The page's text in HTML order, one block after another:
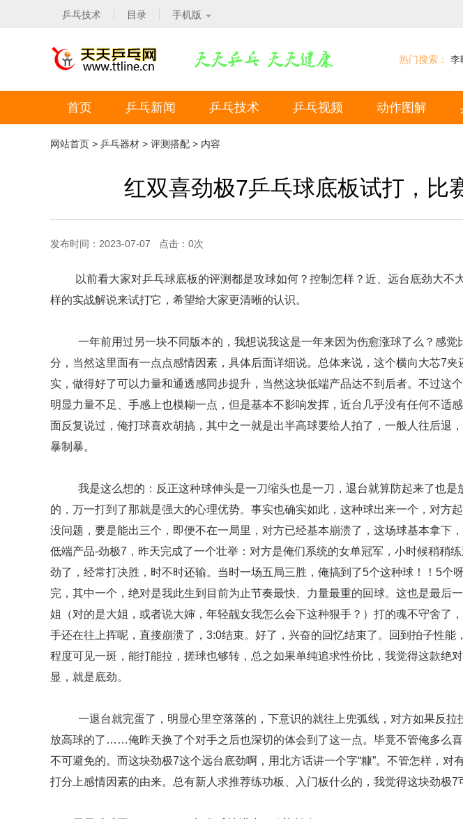
乒乓技术 目录 手机版
热门搜索： 李
首页 乒乓新闻 乒乓技术 乒乓视频 动作图解
网站首页 > 乒乓器材 > 评测搭配 > 内容
红双喜劲极7乒乓球底板试打，比
发布时间：2023-07-07 点击： 0次
以前看大家对乒乓球底板的评测都是攻球如何？控制怎样？近、远台底劲大不
样的实战解说来试打它，希望给大家更清晰的认识。
一年前用过另一块不同版本的，我想说我这是一年来因为伤愈涨球了么？感
分，当然这里面有一点点感情因素，具体后面详细说。总体来说，这个横向大芯7
实，做得好了可以力量和通透感同步提升，当然这块低端产品达不到后者。不过这
明显力量不足、手感上也模糊一点，但是基本不影响发挥，近台几乎没有任何不适
面反复说过，俺打球喜欢胡搞，其中之一就是出半高球要给人拍了，一般人往后退
暴制暴。
我是这么想的：反正这种球伸头是一刀缩头也是一刀，退台就算防起来了也
的，万一打到了那就是强大的心理优势。事实也确实如此，这种球出来一个，对方
没问题，要是能出三个，即便不在一局里，对方已经基本崩溃了，这场球基本拿下
低端产品-劲极7，昨天完成了一个壮举：对方是俺们系统的女单冠军，小时候稍稍
劲了，经常打决胜，时不时还输。当时一场五局三胜，俺搞到了5个这种球！！5个
完，其中一个，绝对是我此生到目前为止节奏最快、力量最重的回球。这也是最后
姐（对的是大姐，或者说大婶，年轻靓女我怎么会下这种狠手？）打的魂不守舍了
手还在往上挥呢，直接崩溃了，3:0结束。好了，兴奋的回忆结束了。回到拍子性能
程度可见一斑，能打能拉，搓球也够转，总之如果单纯追求性价比，我觉得这款绝
显，就是底劲。
一退台就完蛋了，明显心里空落落的，下意识的就往上兜弧线，对方如果反
放高球的了……俺昨天换了个对手之后也深切的体会到了这一点。毕竟不管俺多么
不可避免的。而这块劲极7这个远台底劲啊，用北方话讲一个字“糠”。不管怎样，对
打分上感情因素的由来。总有新人求推荐练功板、入门板什么的，我觉得这块劲极7